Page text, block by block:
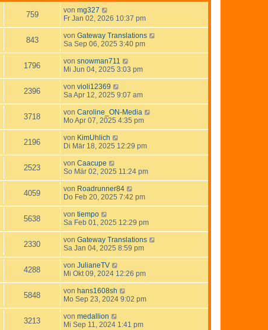
759 von mg327
Fr Jan 02, 2026 10:37 pm
843 von Gateway Translations
Sa Sep 06, 2025 3:40 pm
1796 von snowman711
Mi Jun 04, 2025 3:03 pm
2396 von violi12369
Sa Apr 12, 2025 9:07 am
3718 von Caroline_ON-Media
Mo Apr 07, 2025 4:35 pm
2196 von KimUhlich
Di Mär 18, 2025 12:29 pm
2523 von Caacupe
So Mär 02, 2025 11:24 pm
4059 von Roadrunner84
Do Feb 20, 2025 7:42 pm
5638 von tiempo
Sa Feb 01, 2025 12:29 pm
2330 von Gateway Translations
Sa Jan 04, 2025 8:59 pm
4288 von JulianeTV
Mi Okt 09, 2024 12:26 pm
5848 von hans1608sh
Mo Sep 23, 2024 9:02 pm
3213 von medallion
Mi Sep 11, 2024 1:41 pm